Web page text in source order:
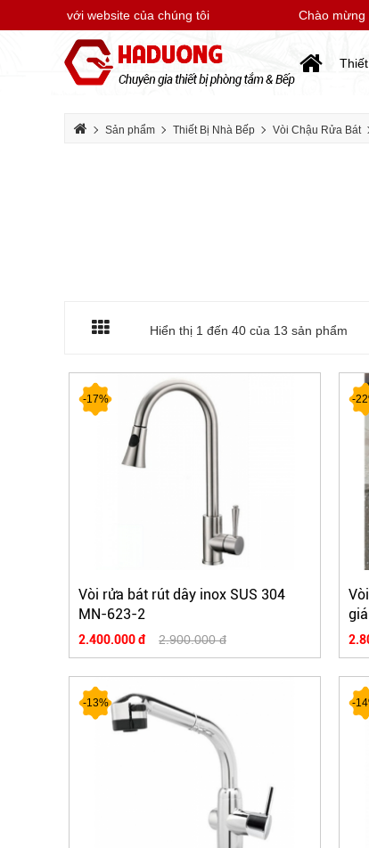
đến với website của chúng tôi Chào mừng
Sản phẩm Thiết Bị Nhà Bếp Vòi Chậu Rửa Bát
Hiển thị 1 đến 40 của 13 sản phẩm
-17%
Vòi rửa bát rút dây inox SUS 304
MN-623-2
2.400.000 đ 2.900.000 đ
-
-13% -